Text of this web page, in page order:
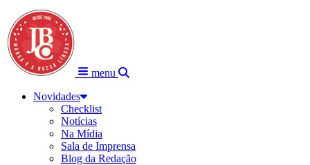
menu
Novidades
Checklist
Notícias
Na Mídia
Sala de Imprensa
Blog da Redação